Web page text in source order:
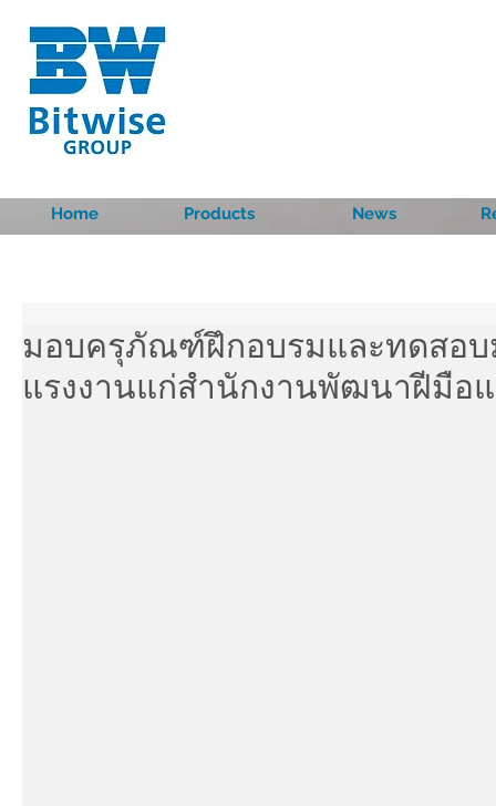
Home Products News
มอบครุภัณฑ์ฝึกอบรมและทดสอบ
แรงงานแก่สำนักงานพัฒนาฝีมือ